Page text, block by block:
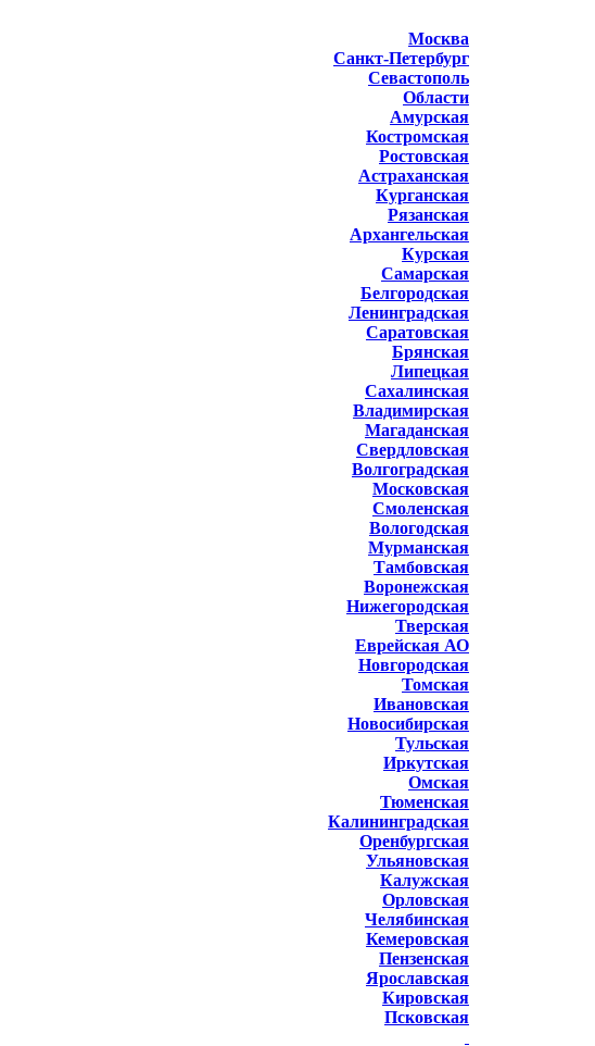
Москва
Санкт-Петербург
Севастополь
Области
Амурская
Костромская
Ростовская
Астраханская
Курганская
Рязанская
Архангельская
Курская
Самарская
Белгородская
Ленинградская
Саратовская
Брянская
Липецкая
Сахалинская
Владимирская
Магаданская
Свердловская
Волгоградская
Московская
Смоленская
Вологодская
Мурманская
Тамбовская
Воронежская
Нижегородская
Тверская
Еврейская АО
Новгородская
Томская
Ивановская
Новосибирская
Тульская
Иркутская
Омская
Тюменская
Калининградская
Оренбургская
Ульяновская
Калужская
Орловская
Челябинская
Кемеровская
Пензенская
Ярославская
Кировская
Псковская